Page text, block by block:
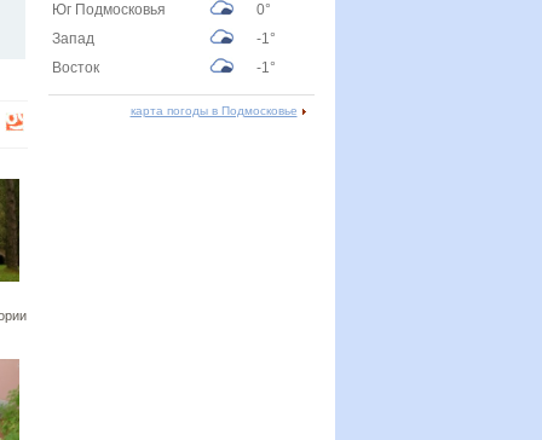
Юг Подмосковья
0°
Запад
-1°
Восток
-1°
карта погоды в Подмосковье